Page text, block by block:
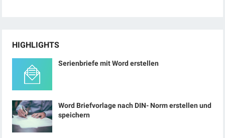
HIGHLIGHTS
Serienbriefe mit Word erstellen
Word Briefvorlage nach DIN- Norm erstellen und
speichern